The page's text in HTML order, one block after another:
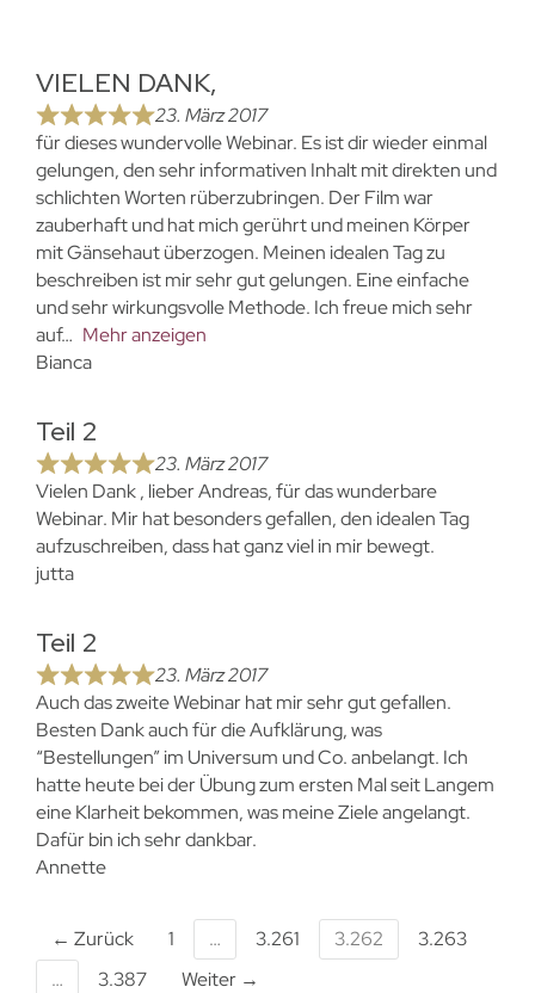
VIELEN DANK,
23. März 2017
für dieses wundervolle Webinar. Es ist dir wieder einmal
gelungen, den sehr informativen Inhalt mit direkten und
schlichten Worten rüberzubringen. Der Film war
zauberhaft und hat mich gerührt und meinen Körper
mit Gänsehaut überzogen. Meinen idealen Tag zu
beschreiben ist mir sehr gut gelungen. Eine einfache
und sehr wirkungsvolle Methode. Ich freue mich sehr
auf
Mehr anzeigen
Bianca
Teil 2
23. März 2017
Vielen Dank , lieber Andreas, für das wunderbare
Webinar. Mir hat besonders gefallen, den idealen Tag
aufzuschreiben, dass hat ganz viel in mir bewegt.
jutta
Teil 2
23. März 2017
Auch das zweite Webinar hat mir sehr gut gefallen.
Besten Dank auch für die Aufklärung, was
“Bestellungen” im Universum und Co. anbelangt. Ich
hatte heute bei der Übung zum ersten Mal seit Langem
eine Klarheit bekommen, was meine Ziele angelangt.
Dafür bin ich sehr dankbar.
Annette
← Zurück 1 … 3.261 3.262
3.263
…
3.387 Weiter →